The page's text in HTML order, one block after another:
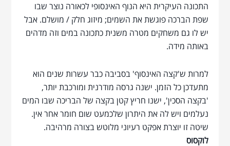
התכונה העיקרית היא הנוף האינסופי לכאורה נוצר שבו
שפת הברכה פוגשת את השמים; מיזוג חלק / מושלם. אבל
יש לו גם משחקים מטרה משנית כתכונה במים וזה מדהים
באותה מידה.
למרות ש'קצה האינסוף' בסביבה כבר עשרות שנים הוא
מתעדכן כל הזמן. ישנה גרסה מודרנית ומורכבת יותר,
'בקצה הסכין', ישנו חריץ קטן בקצה של הבריכה שבו המים
נעלמים ויש לה את היתרון שלכמעט שום חומר אחר אין.
שיטה זו יוצרת אפקט רעיוני מלוטש בצורה מרהיבה.
לוקסוס